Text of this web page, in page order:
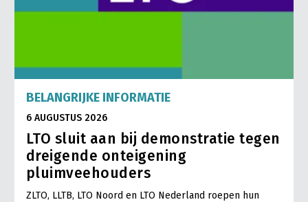
BELANGRIJKE INFORMATIE
6 AUGUSTUS 2026
LTO sluit aan bij demonstratie tegen
dreigende onteigening
pluimveehouders
ZLTO, LLTB, LTO Noord en LTO Nederland roepen hun